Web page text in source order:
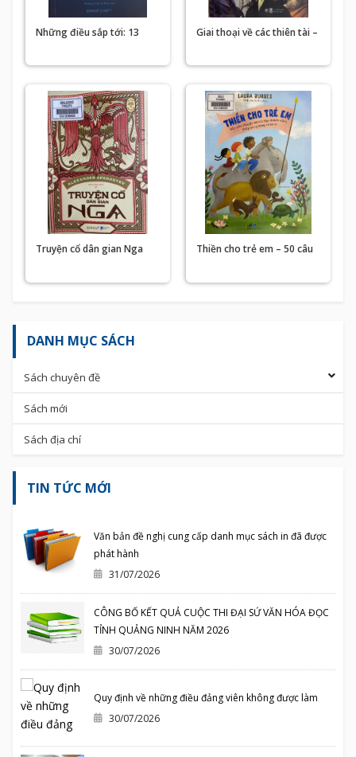
Những điều sắp tới: 13
lai nhân loại
Giai thoại về các thiên tài –
năng
Truyện cổ dân gian Nga
Thiền cho trẻ em – 50 câu
niệm thắp sáng lòng nhân
DANH MỤC SÁCH
Sách chuyên đề
Sách mới
Sách địa chí
TIN TỨC MỚI
Văn bản đề nghị cung cấp danh mục sách in đã được
phát hành
31/07/2026
CÔNG BỐ KẾT QUẢ CUỘC THI ĐẠI SỨ VĂN HÓA ĐỌC
TỈNH QUẢNG NINH NĂM 2026
30/07/2026
Quy định về những điều đảng viên không được làm
30/07/2026